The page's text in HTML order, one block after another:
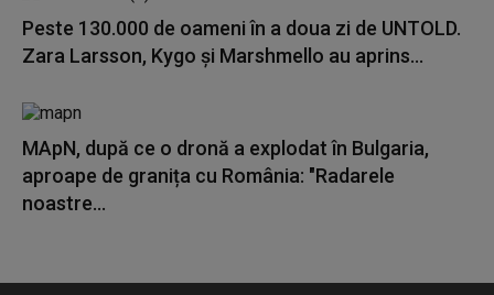
Peste 130.000 de oameni în a doua zi de UNTOLD.
Zara Larsson, Kygo și Marshmello au aprins...
MApN, după ce o dronă a explodat în Bulgaria,
aproape de granița cu România: "Radarele
noastre...